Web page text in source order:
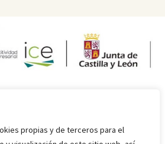
propias y de terceros para el